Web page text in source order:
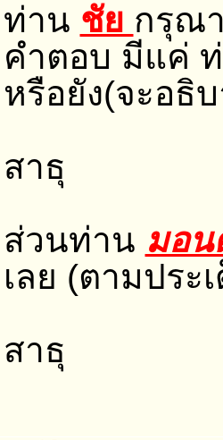
ท่าน ชัย กรุณ
คำตอบ มีแค่
หรือยัง(จะอธิ
สาธุ
ส่วนท่าน มอ
เลย (ตามประ
สาธุ